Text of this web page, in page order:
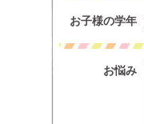
お子様の学年
お悩み